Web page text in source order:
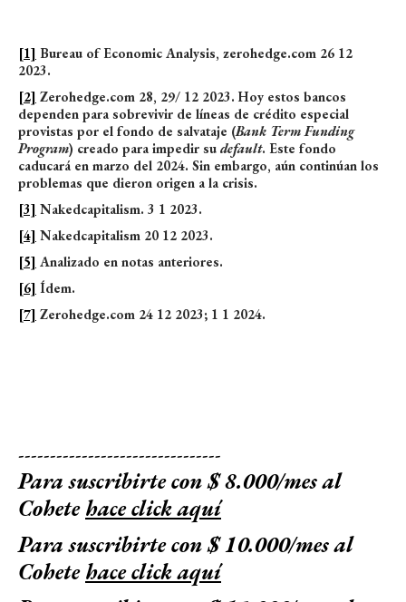
[1] Bureau of Economic Analysis, zerohedge.com 26 12
2023.
[2] Zerohedge.com 28, 29/ 12 2023. Hoy estos bancos
dependen para sobrevivir de líneas de crédito especial
provistas por el fondo de salvataje (Bank Term Funding
Program) creado para impedir su default. Este fondo
caducará en marzo del 2024. Sin embargo, aún continúan los
problemas que dieron origen a la crisis.
[3] Nakedcapitalism. 3 1 2023.
[4] Nakedcapitalism 20 12 2023.
[5] Analizado en notas anteriores.
[6] Ídem.
[7] Zerohedge.com 24 12 2023; 1 1 2024.
--------------------------------
Para suscribirte con $ 8.000/mes al
Cohetehace click aquí
Para suscribirte con $ 10.000/mes al
Cohetehace click aquí